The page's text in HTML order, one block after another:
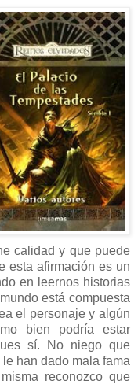
calidad y que puede
esta afirmación es un
en leernos historias
está compuesta
el personaje y algún
bien podría estar
sí. No niego que
han dado mala fama
reconozco que